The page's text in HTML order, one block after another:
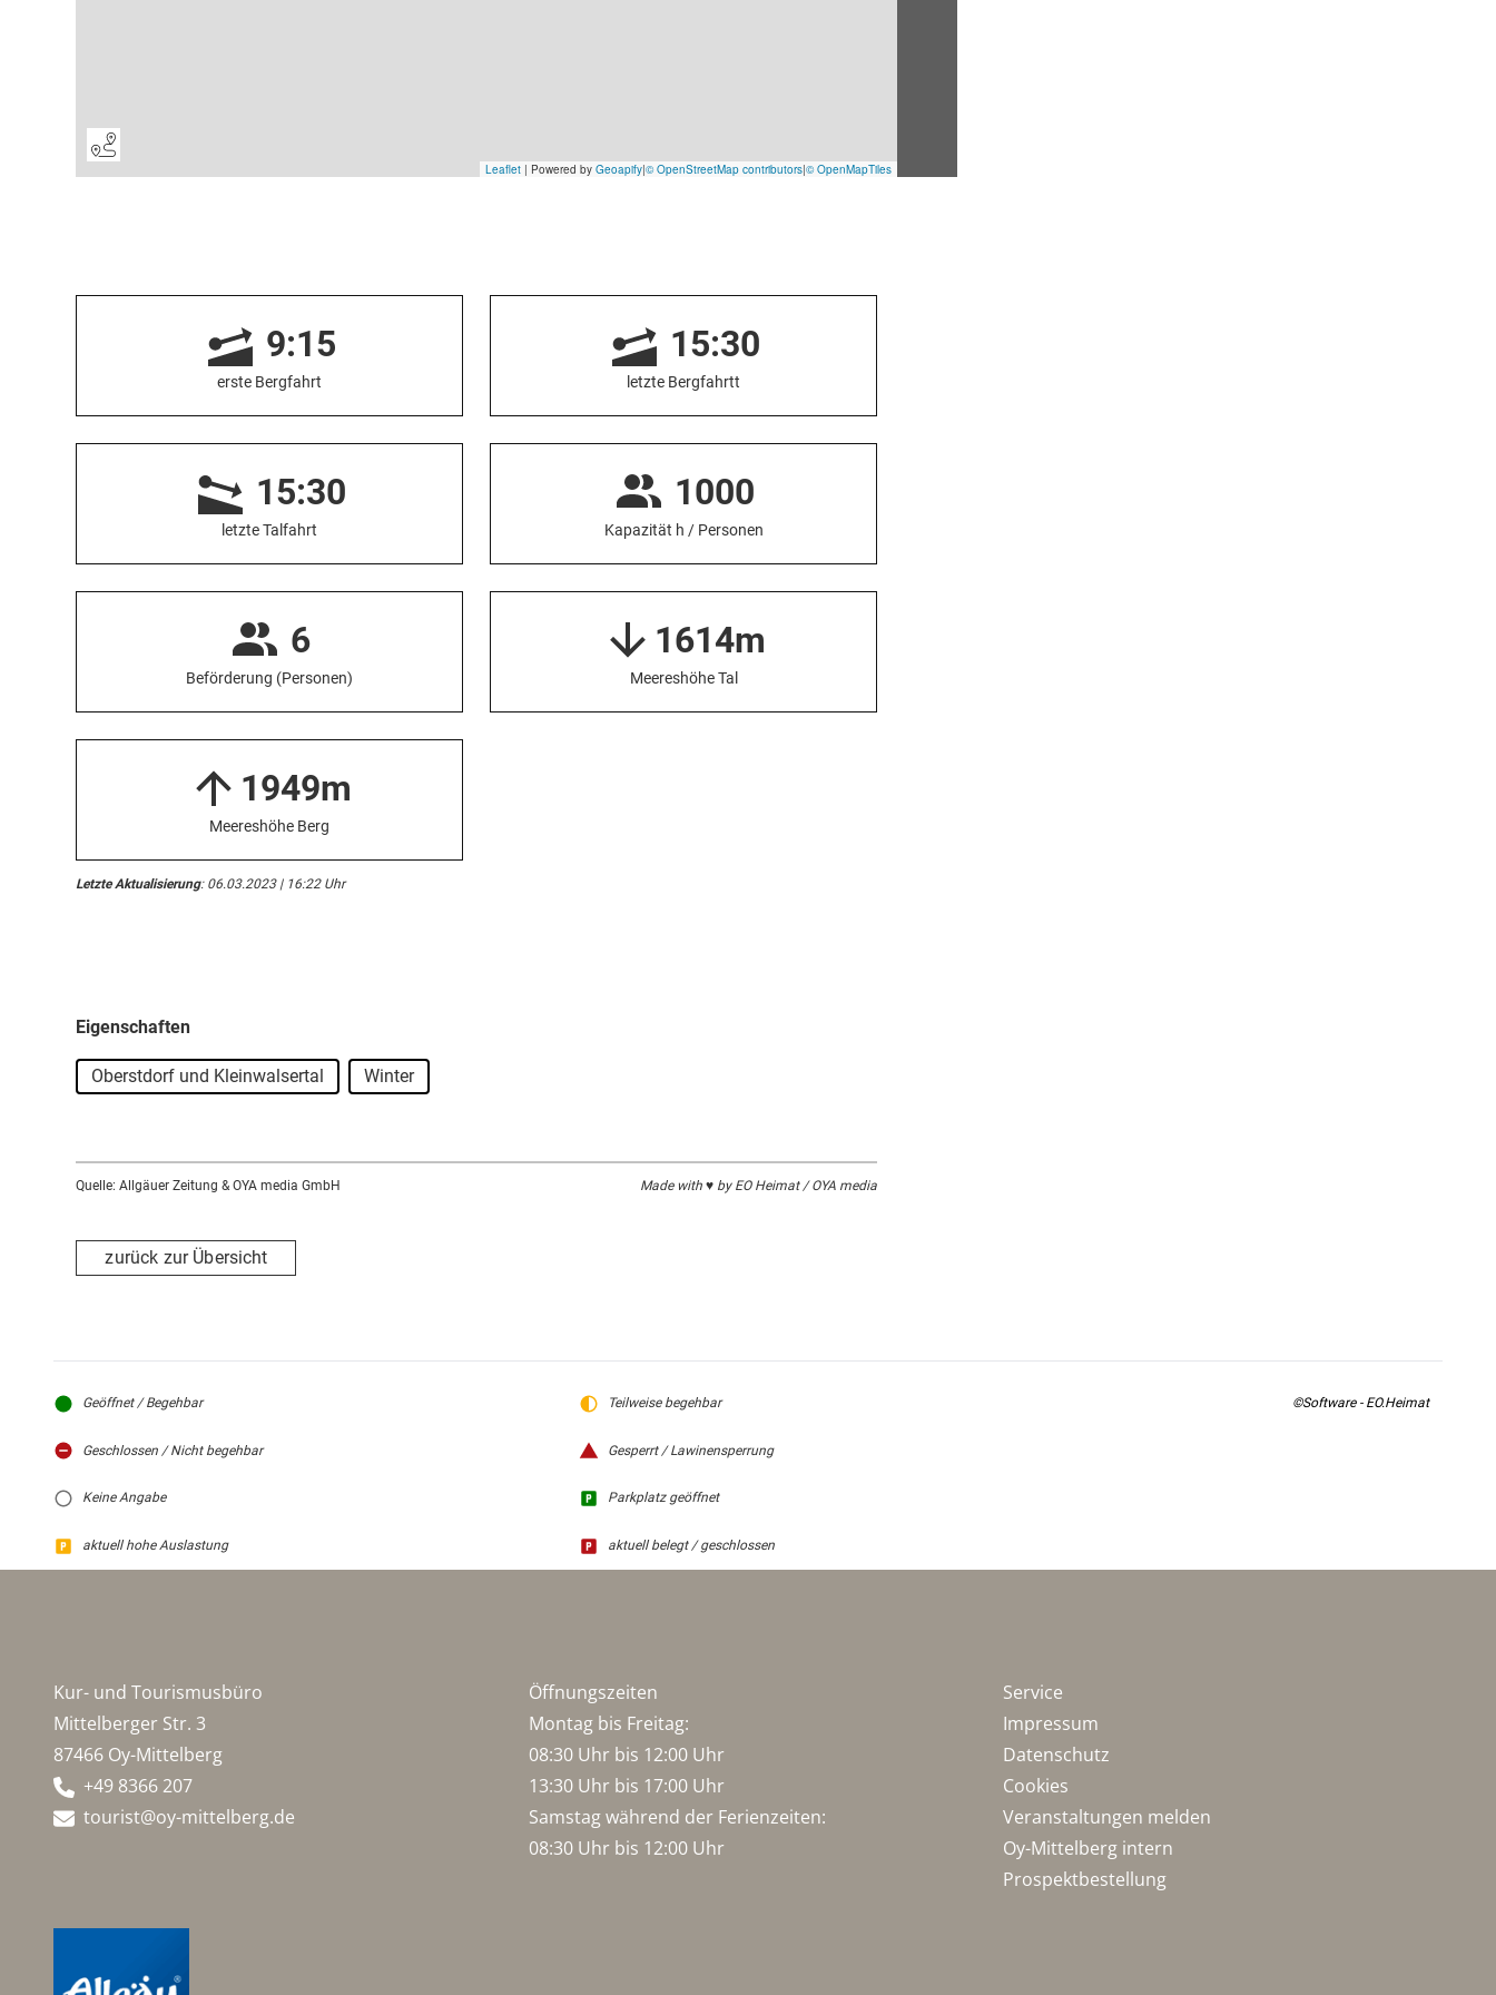
9:15
erste Bergfahrt
15:30
letzte Bergfahrtt
15:30
letzte Talfahrt
1000
Kapazität h / Personen
6
Beförderung (Personen)
1614m
Meereshöhe Tal
1949m
Meereshöhe Berg
Letzte Aktualisierung: 06.03.2023 | 16:22 Uhr
Eigenschaften
Oberstdorf und Kleinwalsertal Winter
Quelle: Allgäuer Zeitung & OYA media GmbH Made with ♥ by EO Heimat / OYA media
zurück zur Übersicht
Geöffnet / Begehbar Teilweise begehbar
Geschlossen / Nicht begehbar Gesperrt / Lawinensperrung
Keine Angabe Parkplatz geöffnet
aktuell hohe Auslastung aktuell belegt / geschlossen
©Software - EO.Heimat
Kur- und Tourismusbüro
Mittelberger Str. 3
87466 Oy-Mittelberg
+49 8366 207
tourist@oy-mittelberg.de
Öffnungszeiten
Montag bis Freitag:
08:30 Uhr bis 12:00 Uhr
13:30 Uhr bis 17:00 Uhr
Samstag während der Ferienzeiten:
08:30 Uhr bis 12:00 Uhr
Service
Impressum
Datenschutz
Cookies
Veranstaltungen melden
Oy-Mittelberg intern
Prospektbestellung